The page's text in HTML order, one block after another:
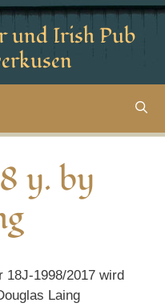
und Irish Pub
y. by
18J-1998/2017 wird
Laing